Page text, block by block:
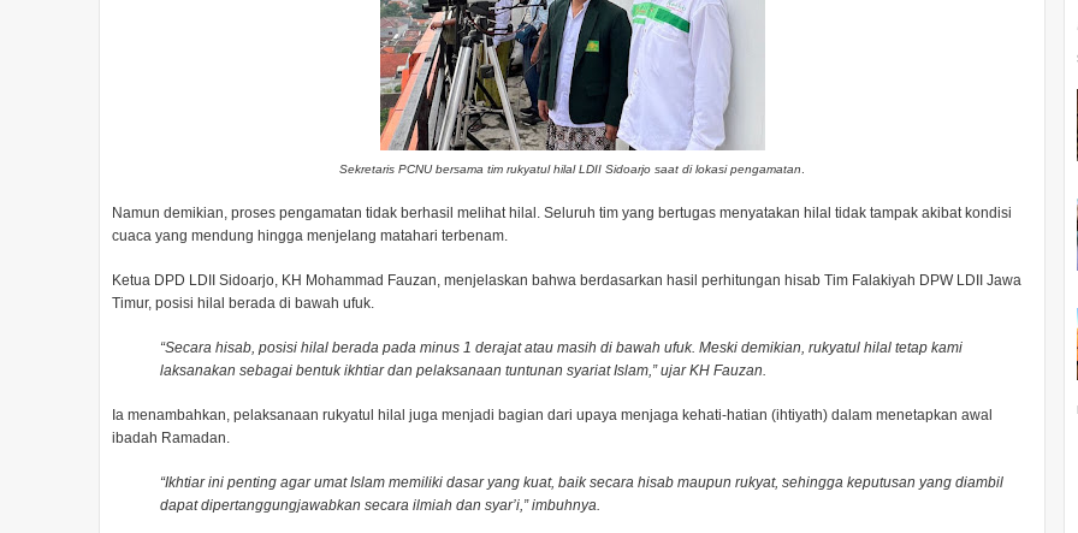
Sekretaris PCNU bersama tim rukyatul hilal LDII Sidoarjo saat di lokasi pengamatan
Namun demikian, proses pengamatan tidak berhasil melihat hilal. Seluruh tim yang bertugas menyatakan hilal tidak tampak akibat kondisi
cuaca yang mendung hingga menjelang matahari terbenam.
Ketua DPD LDII Sidoarjo, KH Mohammad Fauzan, menjelaskan bahwa berdasarkan hasil perhitungan hisab Tim Falakiyah DPW LDII Jawa
Timur, posisi hilal berada di bawah ufuk.
“Secara hisab, posisi hilal berada pada minus 1 derajat atau masih di bawah ufuk. Meski demikian, rukyatul hilal tetap kami
laksanakan sebagai bentuk ikhtiar dan pelaksanaan tuntunan syariat Islam,” ujar KH Fauzan.
Ia menambahkan, pelaksanaan rukyatul hilal juga menjadi bagian dari upaya menjaga kehati-hatian (ihtiyath) dalam menetapkan awal
ibadah Ramadan.
“Ikhtiar ini penting agar umat Islam memiliki dasar yang kuat, baik secara hisab maupun rukyat, sehingga keputusan yang diambil
dapat dipertanggungjawabkan secara ilmiah dan syar’i,” imbuhnya.